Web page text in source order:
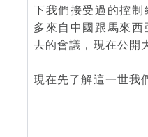
下我們接受過的控制
多來自中國跟馬來西
去的會議，現在公開
現在先了解這一世我